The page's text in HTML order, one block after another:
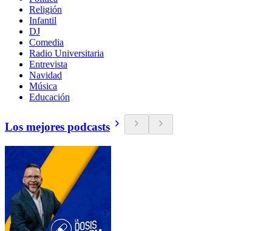
Religión
Infantil
DJ
Comedia
Radio Universitaria
Entrevista
Navidad
Música
Educación
Los mejores podcasts